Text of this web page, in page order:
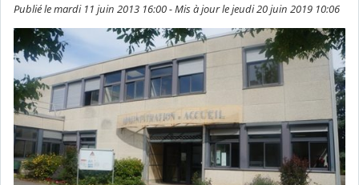
Publié le mardi 11 juin 2013 16:00 - Mis à jour le jeudi 20 juin 2019 10:06